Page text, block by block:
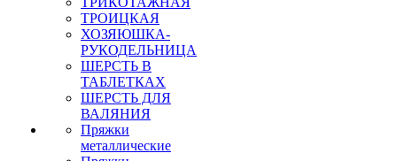
ТРОИЦКАЯ
ХОЗЯЮШКА-
РУКОДЕЛЬНИЦА
ШЕРСТЬ В
ТАБЛЕТКАХ
ШЕРСТЬ ДЛЯ
ВАЛЯНИЯ
Пряжки
металлические